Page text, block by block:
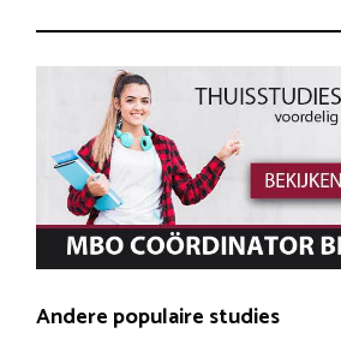
Andere populaire studies